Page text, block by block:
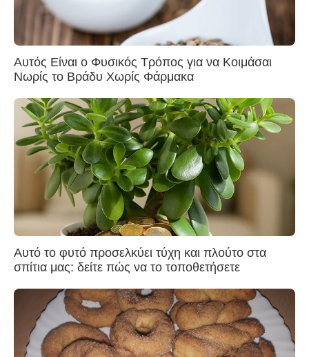
Αυτός Είναι ο Φυσικός Τρόπος για να Κοιμάσαι
Νωρίς το Βράδυ Χωρίς Φάρμακα
Αυτό το φυτό προσελκύει τύχη και πλούτο στα
σπίτια μας: δείτε πώς να το τοποθετήσετε